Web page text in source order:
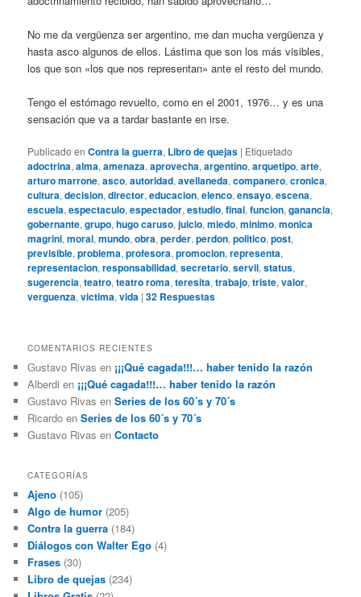
No me da vergüenza ser argentino, me dan mucha vergüenza y
hasta asco algunos de ellos. Lástima que son los más visibles,
los que son «los que nos representan» ante el resto del mundo.
Tengo el estómago revuelto, como en el 2001, 1976… y es una
sensación que va a tardar bastante en irse.
Publicado en Contra la guerra, Libro de quejas | Etiquetado
adoctrina,alma,amenaza,aprovecha,argentino,arquetipo,arte,
arturo marrone,asco,autoridad,avellaneda,companero,cronica,
cultura,decision,director,educacion,elenco,ensayo,escena,
escuela,espectaculo,espectador,estudio,final,funcion,ganancia,
gobernante,grupo,hugo caruso,juicio,miedo,minimo,monica
magrini,moral,mundo,obra,perder,perdon,politico,post,
previsible,problema,profesora,promocion,representa,
representacion,responsabilidad,secretario,servil,status,
sugerencia,teatro,teatro roma,teresita,trabajo,triste,valor,
verguenza,victima,vida |32 Respuestas
COMENTARIOS RECIENTES
Gustavo Rivas en ¡¡¡Qué cagada!!!… haber tenido la razón
Alberdi en ¡¡¡Qué cagada!!!… haber tenido la razón
Gustavo Rivas enSeries de los 60´s y 70´s
Ricardo enSeries de los 60´s y 70´s
Gustavo Rivas enContacto
CATEGORÍAS
Ajeno (105)
Algo de humor (205)
Contra la guerra (184)
Diálogos con Walter Ego (4)
Frases (30)
Libro de quejas (234)